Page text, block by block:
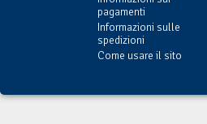
pagamenti
Informazioni sulle
spedizioni
Come usare il sito